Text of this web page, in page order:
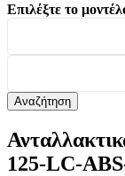
Επιλέξτε το
Αναζήτηση
125-LC-